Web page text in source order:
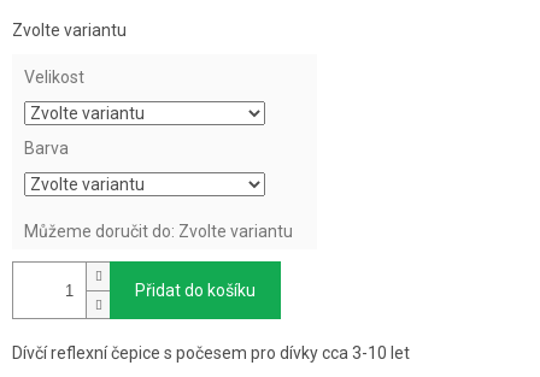
cena:
Zvolte variantu
Velikost
Barva
Můžeme doručit do: Zvolte variantu
Přidat do košíku
Dívčí reflexní čepice s počesem pro dívky cca 3-10 let